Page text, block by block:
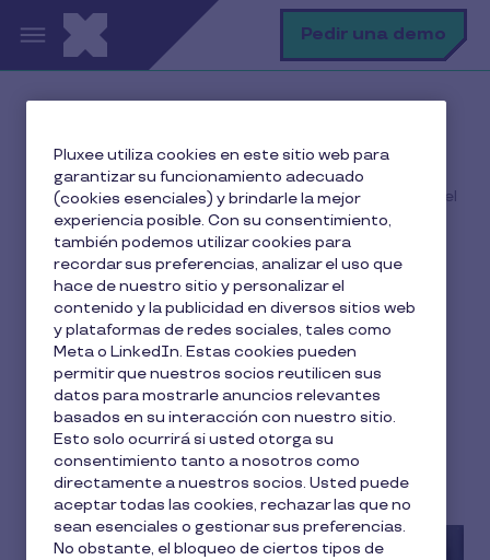
Pasar al contenido principal Pedir una demo
Beneficios para empleados
Por qué los descuentos para empleados son la clave del
bienestar financiero
Por qué los descuentos
para empleados son la
clave del bienestar
financiero
4 min de lectura 2 Enero 2026
Pluxee utiliza cookies en este sitio web para
garantizar su funcionamiento adecuado
(cookies esenciales) y brindarle la mejor
experiencia posible. Con su consentimiento,
también podemos utilizar cookies para
recordar sus preferencias, analizar el uso que
hace de nuestro sitio y personalizar el
contenido y la publicidad en diversos sitios web
y plataformas de redes sociales, tales como
Meta o LinkedIn. Estas cookies pueden
permitir que nuestros socios reutilicen sus
datos para mostrarle anuncios relevantes
basados en su interacción con nuestro sitio.
Esto solo ocurrirá si usted otorga su
consentimiento tanto a nosotros como
directamente a nuestros socios. Usted puede
aceptar todas las cookies, rechazar las que no
sean esenciales o gestionar sus preferencias.
No obstante, el bloqueo de ciertos tipos de